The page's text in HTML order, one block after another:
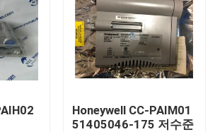
Honeywell CC-PAIM01
51405046-175 저수준